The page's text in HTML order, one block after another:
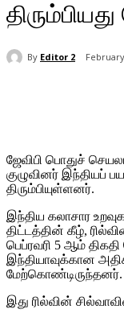
By Editor 2
ஜேவிபி பொதுச்
குழுவினர் இந்தியப்
திரும்பியுள்ளனர்.
இந்திய கலாசார
திட்டத்தின் கீழ்,
பெப்ரவரி 5 ஆம்
இந்தியாவுக்கான
மேற்கொண்டிருந்தனர்.
இது ரில்வின்